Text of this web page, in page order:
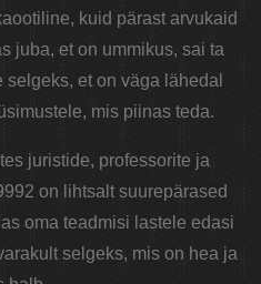
kuid pärast arvukaid
juba, et on ummikus, sai ta
et on väga lähedal
mis piinas teda.
juristide, professorite ja
on lihtsalt suurepärased
oma teadmisi lastele edasi
selgeks, mis on hea ja